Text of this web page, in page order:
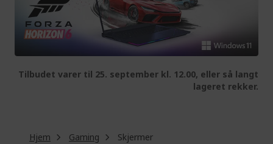
Tilbudet varer til 25. september kl. 12.00, eller så langt
lageret rekker.
Hjem Gaming Skjermer